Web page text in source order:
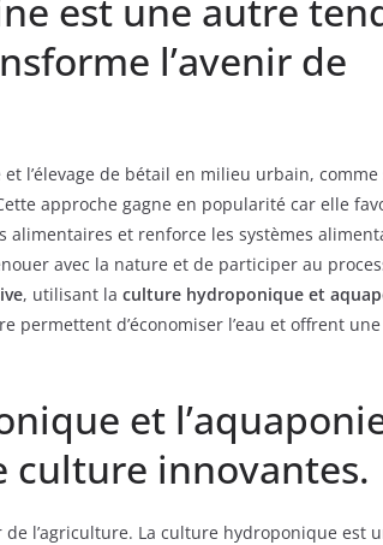
est une autre
l’avenir de
l’élevage de bétail en milieu urbain,
approche gagne en popularité car elle
et renforce les systèmes
avec la nature et de participer au
, utilisant la culture hydroponique et
permettent d’économiser l’eau et offrent
et
culture innovantes.
l’agriculture. La culture hydroponique est